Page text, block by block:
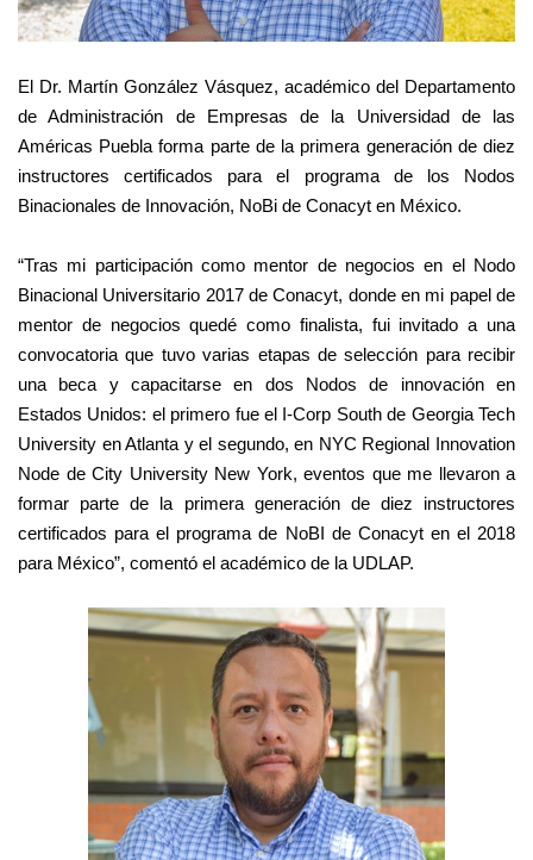
El Dr. Martín González Vásquez, académico del Departamento
de Administración de Empresas de la Universidad de las
Américas Puebla forma parte de la primera generación de diez
instructores certificados para el programa de los Nodos
Binacionales de Innovación, NoBi de Conacyt en México.
“Tras mi participación como mentor de negocios en el Nodo
Binacional Universitario 2017 de Conacyt, donde en mi papel de
mentor de negocios quedé como finalista, fui invitado a una
convocatoria que tuvo varias etapas de selección para recibir
una beca y capacitarse en dos Nodos de innovación en
Estados Unidos: el primero fue el I-Corp South de Georgia Tech
University en Atlanta y el segundo, en NYC Regional Innovation
Node de City University New York, eventos que me llevaron a
formar parte de la primera generación de diez instructores
certificados para el programa de NoBI de Conacyt en el 2018
para México”, comentó el académico de la UDLAP.